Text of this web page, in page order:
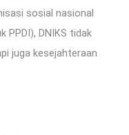
sosial nasional
PPDI), DNIKS tidak
juga kesejahteraan